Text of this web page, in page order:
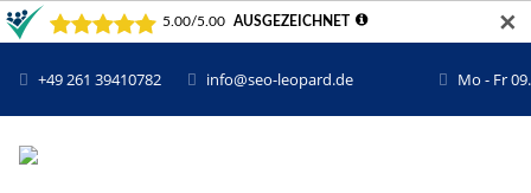
✕
+49 261 39410782 info@seo-leopard.de Mo - Fr